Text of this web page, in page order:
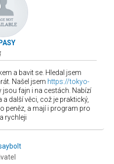
a bavit se. Hledal jsem
Našel jsem https://tokyo-
jsou fajn i na cestách. Nabízí
další věci, což je praktický,
peněz, a mají i program pro
rychleji